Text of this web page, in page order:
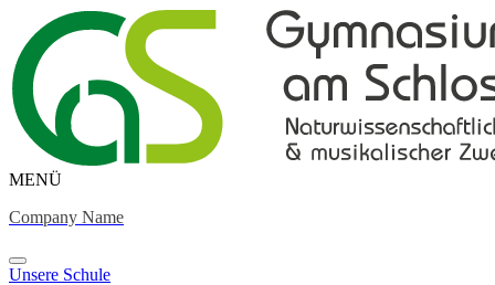
MENÜ
Company Name
Unsere Schule